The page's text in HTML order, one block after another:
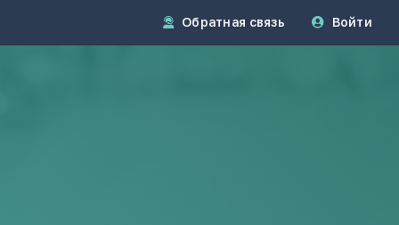
Обратная связь Войти